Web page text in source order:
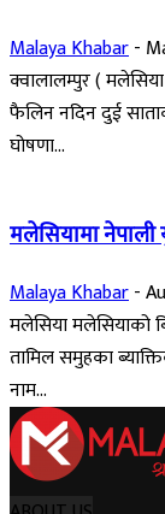
Malaya Khabar-
क्वालालम्पुर (
फैलिन नदिन दुई
घोषणा...
मलेसियामा
Malaya Khabar-
मलेसिया मलेसियाको
तामिल समुहका
नाम...